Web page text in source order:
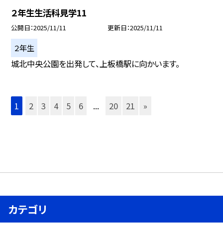
２年生生活科見学11
公開日 2025/11/11 更新日 2025/11/11
２年生
城北中央公園を出発して、上板橋駅に向かいます。
1 2 3 4 5 6 ... 20 21 »
カテゴリ